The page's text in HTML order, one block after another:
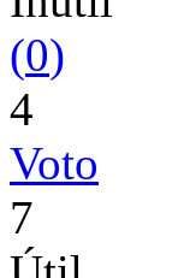
(0)
4
Voto
7